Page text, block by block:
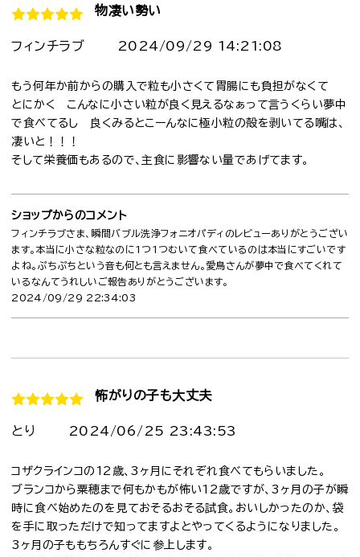
物凄い勢い
フィンチラブ 2024/09/29 14:21:08
もう何年か前からの購入で粒も小さくて胃腸にも負担がなくて
とにかく こんなに小さい粒が良く見えるなぁって言うくらい夢中
で食べてるし 良くみるとこーんなに極小粒の殻を剥いてる嘴は、
凄いと！！！
そして栄養価もあるので、主食に影響ない量であげてます。
ショップからのコメント
フィンチラブさま、瞬間バブル洗浄フォニオパディのレビューありがとうござい
ます。本当に小さな粒なのに1つ1つむいて食べているのは本当にすごいです
よね。ぷちぷちという音も何とも言えません。愛鳥さんが夢中で食べてくれて
いるなんてうれしいご報告ありがとうございます。
2024/09/29 22:34:03
怖がりの子も大丈夫
とり 2024/06/25 23:43:53
コザクラインコの12歳、3ヶ月にそれぞれ食べてもらいました。
ブランコから粟穂まで何もかもが怖い12歳ですが、3ヶ月の子が瞬
時に食べ始めたのを見ておそるおそる試食。おいしかったのか、袋
を手に取っただけで知ってますよとやってくるようになりました。
3ヶ月の子ももちろんすぐに参上します。